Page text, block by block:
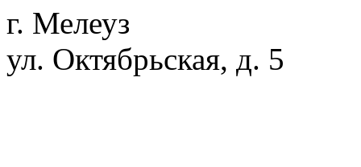
г. Мелеуз
ул. Октябрьская, д. 5